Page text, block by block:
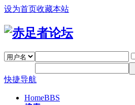
设为首页收藏本站
快捷导航
HomeBBS